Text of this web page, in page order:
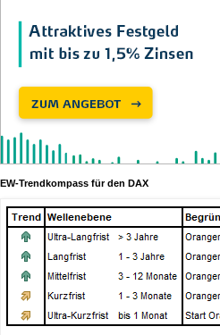
EW-Trendkompass für den DAX